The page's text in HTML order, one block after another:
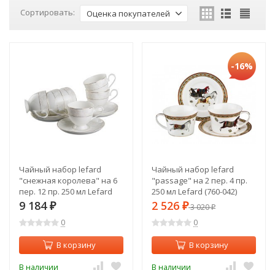
Сортировать: Оценка покупателей
Чайный набор lefard
"снежная королева" на 6
пер. 12 пр. 250 мл Lefard
(440-071)
9 184 ₽
0
В корзину
В наличии
-16%
Чайный набор lefard
"passage" на 2 пер. 4 пр.
250 мл Lefard (760-042)
2 526 ₽3 020₽
0
В корзину
В наличии